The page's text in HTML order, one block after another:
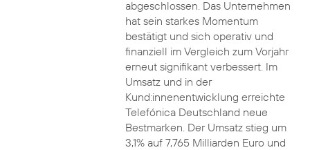
abgeschlossen. Das Unternehmen
hat sein starkes Momentum
bestätigt und sich operativ und
finanziell im Vergleich zum Vorjahr
erneut signifikant verbessert. Im
Umsatz und in der
Kund:innenentwicklung erreichte
Telefónica Deutschland neue
Bestmarken. Der Umsatz stieg um
3,1% auf 7,765 Milliarden Euro und